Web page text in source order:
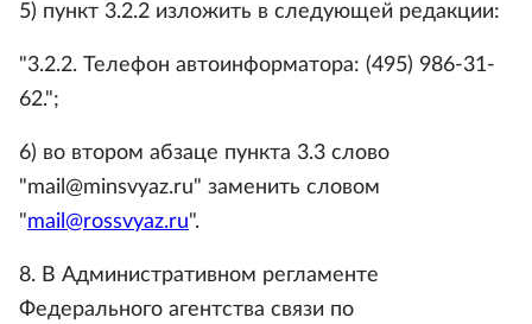
5) пункт 3.2.2 изложить в следующей редакции:
"3.2.2. Телефон автоинформатора: (495) 986-31-
62.";
6) во втором абзаце пункта 3.3 слово
"mail@minsvyaz.ru" заменить словом
"mail@rossvyaz.ru".
8. В Административном регламенте
Федерального агентства связи по